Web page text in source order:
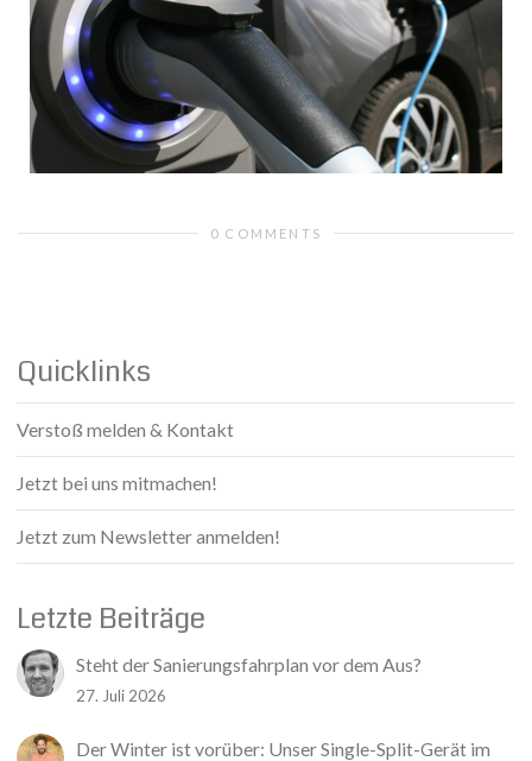
0 COMMENTS
Quicklinks
Verstoß melden & Kontakt
Jetzt bei uns mitmachen!
Jetzt zum Newsletter anmelden!
Letzte Beiträge
Steht der Sanierungsfahrplan vor dem Aus?
27. Juli 2026
Der Winter ist vorüber: Unser Single-Split-Gerät im